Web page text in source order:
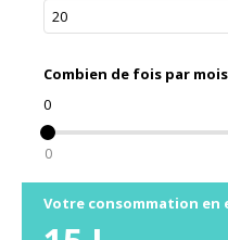
Combien de fois par
0
0
Votre consommation en